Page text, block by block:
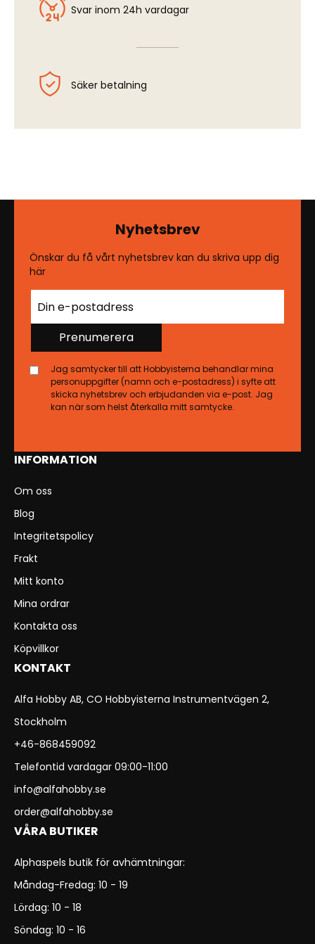
Svar inom 24h vardagar
Säker betalning
INFORMATION
Om oss
Blog
Integritetspolicy
Frakt
Mitt konto
Mina ordrar
Kontakta oss
Köpvillkor
KONTAKT
Alfa Hobby AB, CO Hobbyisterna Instrumentvägen 2,
Stockholm
+46-868459092
Telefontid vardagar 09:00-11:00
info@alfahobby.se
order@alfahobby.se
VÅRA BUTIKER
Alphaspels butik för avhämtningar:
Måndag-Fredag: 10 - 19
Lördag: 10 - 18
Söndag: 10 - 16
Nyhetsbrev
Önskar du få vårt nyhetsbrev kan du skriva upp dig
här
Prenumerera
Jag samtycker till att Hobbyisterna behandlar mina
personuppgifter (namn och e-postadress) i syfte att
skicka nyhetsbrev och erbjudanden via e-post. Jag
kan när som helst återkalla mitt samtycke.